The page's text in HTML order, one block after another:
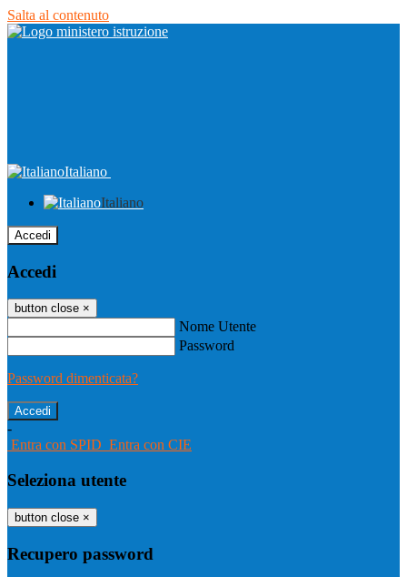
Salta al contenuto
Italiano
Italiano
Accedi
Accedi
button close ×
Nome Utente
Password
Password dimenticata?
-
Entra con SPID Entra con CIE
Seleziona utente
button close ×
Recupero password